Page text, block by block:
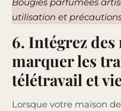
Bougies parfumées
utilisation et
6. Intégrez
marquer les
télétravail et
Lorsque votre maison